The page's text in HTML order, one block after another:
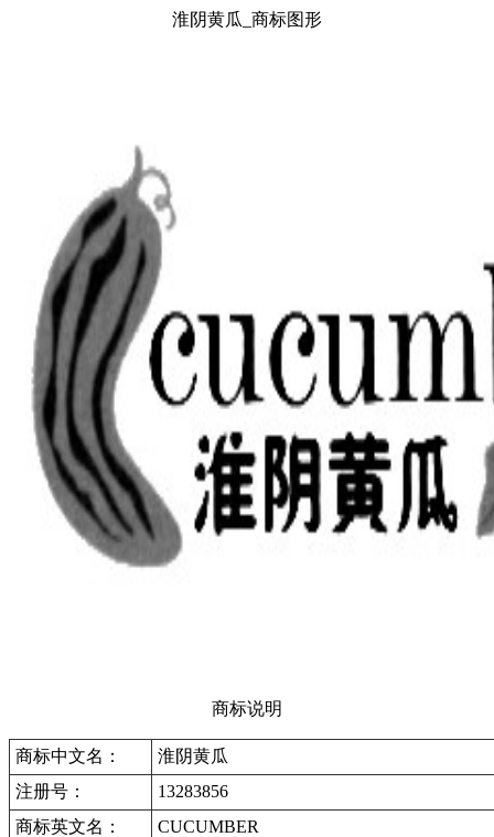
淮阴黄瓜_商标图形
商标说明
商标中文名：
淮阴黄瓜
注册号：
13283856
商标英文名：
CUCUMBER